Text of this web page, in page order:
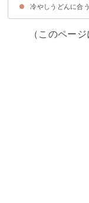
献立メニュー例①
献立メニュー例②
献立メニュー例③
冷やしうどんに合
（このペー